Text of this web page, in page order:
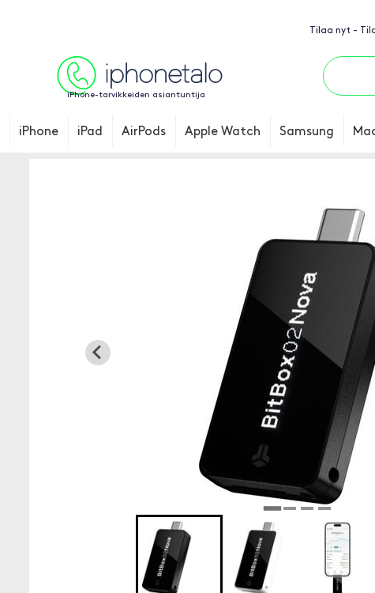
Tilaa nyt -
iPhone-tarvikkeiden asiantuntija
iPhone iPad AirPods Apple Watch Samsung